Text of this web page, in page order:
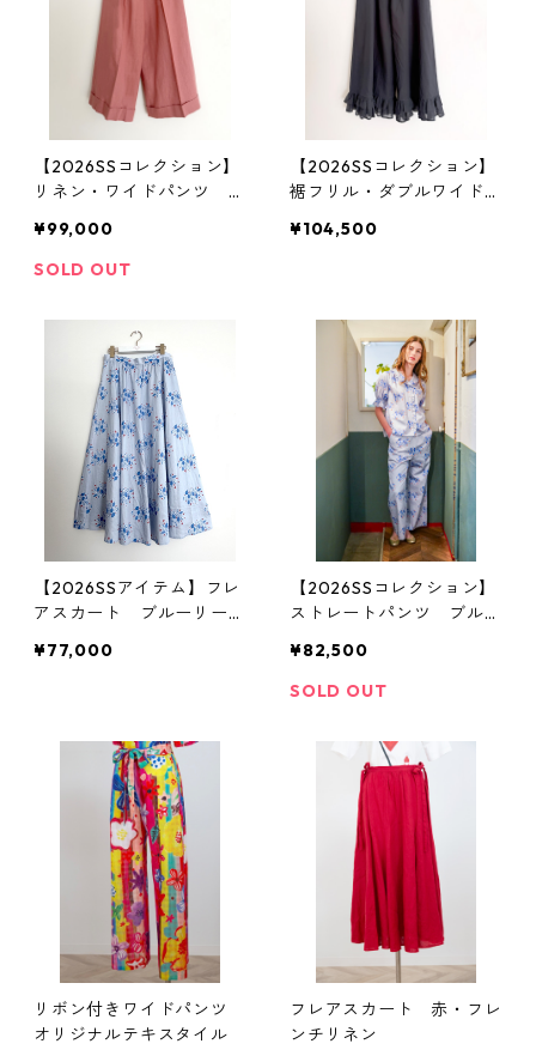
【2026SSコレクション】
リネン・ワイドパンツ ピ
¥99,000
SOLD OUT
【2026SSコレクション】
裾フリル・ダブルワイドパ
¥104,500
【2026SSアイテム】フレ
アスカート ブルーリーブ
¥77,000
【2026SSコレクション】
ストレートパンツ ブルー
¥82,500
SOLD OUT
リボン付きワイドパンツ
オリジナルテキスタイル
フレアスカート 赤・フレ
ンチリネン